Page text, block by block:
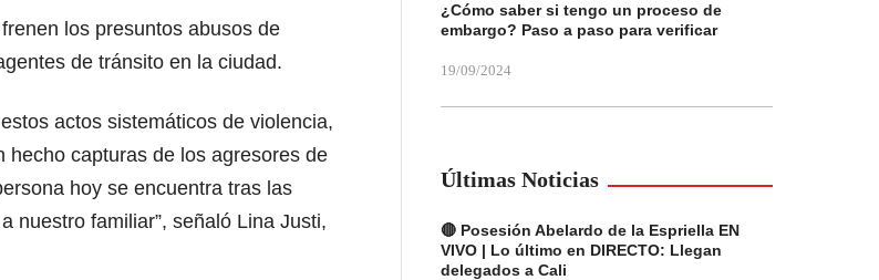
los presuntos abusos de
de tránsito en la ciudad.
actos sistemáticos de violencia,
capturas de los agresores de
hoy se encuentra tras las
nuestro familiar”, señaló Lina Justi,
¿Cómo saber si tengo un proceso de
embargo? Paso a paso para verificar
19/09/2024
Últimas Noticias
🔴 Posesión Abelardo de la Espriella EN
VIVO | Lo último en DIRECTO: Llegan
delegados a Cali